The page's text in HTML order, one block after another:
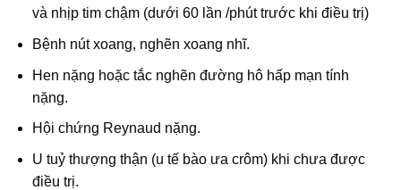
và nhịp tim chậm (dưới 60 lần /phút trước khi điều trị)
Bệnh nút xoang, nghẽn xoang nhĩ.
Hen nặng hoặc tắc nghẽn đường hô hấp mạn tính
nặng.
Hội chứng Reynaud nặng.
U tuỷ thượng thận (u tế bào ưa crôm) khi chưa được
điều trị.